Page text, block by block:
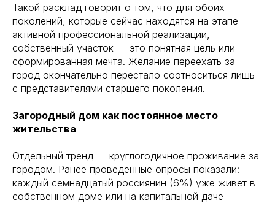
Такой расклад говорит о том, что для обоих
поколений, которые сейчас находятся на этапе
активной профессиональной реализации,
собственный участок — это понятная цель или
сформированная мечта. Желание переехать за
город окончательно перестало соотноситься лишь
с представителями старшего поколения.
Загородный дом как постоянное место
жительства
Отдельный тренд — круглогодичное проживание за
городом. Ранее проведенные опросы показали:
каждый семнадцатый россиянин (6%) уже живет в
собственном доме или на капитальной даче